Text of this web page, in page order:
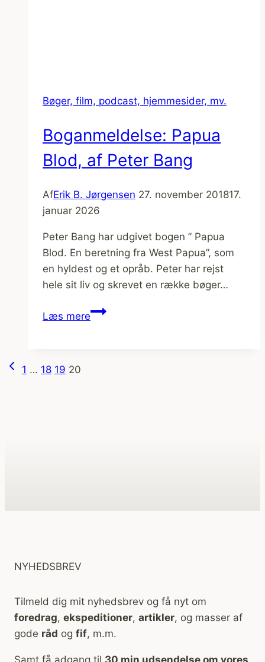
Bøger, film, podcast, hjemmesider, mv.
Boganmeldelse: Papua
Blod, af Peter Bang
AfErik B. Jørgensen 27. november 201817.
januar 2026
Peter Bang har udgivet bogen ” Papua
Blod. En beretning fra West Papua”, som
en hyldest og et opråb. Peter har rejst
hele sit liv og skrevet en række bøger…
Læs mereBoganmeldelse:
Side
Forrige
1 … 18 19 20
NYHEDSBREV
Tilmeld dig mit nyhedsbrev og få nyt om
foredrag, ekspeditioner, artikler, og masser af
gode råd og fif, m.m.
Samt få adgang til 30 min udsendelse om vores